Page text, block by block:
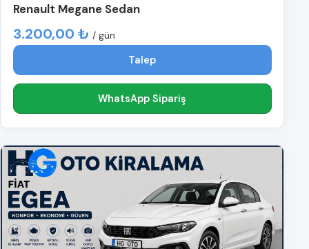
Renault Megane Sedan
3.200,00 ₺ / gün
Talep
WhatsApp Sipariş